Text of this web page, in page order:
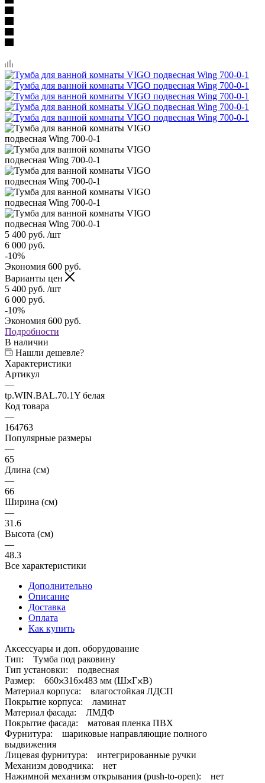
5 400 руб. /шт
6 000 руб.
-10%
Экономия 600 руб.
Варианты цен
5 400 руб. /шт
6 000 руб.
-10%
Экономия 600 руб.
Подробности
В наличии
Нашли дешевле?
Характеристики
Артикул
—
tp.WIN.BAL.70.1Y белая
Код товара
—
164763
Популярные размеры
—
65
Длина (см)
—
66
Ширина (см)
—
31.6
Высота (см)
—
48.3
Все характеристики
Дополнительно
Описание
Доставка
Оплата
Как купить
Аксессуары и доп. оборудование
Тип: Тумба под раковину
Тип установки: подвесная
Размер: 660⨉316⨉483 мм (Ш⨉Г⨉В)
Материал корпуса: влагостойкая ЛДСП
Покрытие корпуса: ламинат
Материал фасада: ЛМДФ
Покрытие фасада: матовая пленка ПВХ
Фурнитура: шариковые направляющие полного
выдвижения
Лицевая фурнитура: интегрированные ручки
Механизм доводчика: нет
Нажимной механизм открывания (push-to-open): нет